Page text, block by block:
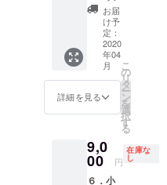
先のお
名前
は、本
名を入
力して
くださ
ンドル
ネーム
便局よ
り返送
されて
ン品の
一例で
す ※お
届け先
のご住
所は、
番地以
下まで
ださい
※お届け
先のお
届けし
ます。
宝石の
種類や
形、大
きさ、
色はお
まかせ
別価
格
10,000
割】
（品
番：
DR200
2-F-1）
小さな
宝石た
ちの中
から、
「濃い
色系」
の宝石
を選別
しまし
お届
け予
定：
2020
年04
月
詳細を見る
こ
の
リ
タ
ー
ン
を
選
択
す
る
9,0
00 円
在庫な
し
６．小